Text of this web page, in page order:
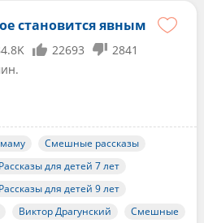
становится явным
22693
2841
Смешные рассказы
Рассказы для детей 7 лет
Рассказы для детей 9 лет
Виктор Драгунский Смешные